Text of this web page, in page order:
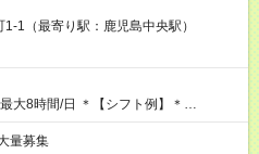
ます。このあたりは柔軟に対応する
用期間がありま
ありません。 【試用期間】試
さ：2ヶ月 雇用形態、給与は本採用時
1（最寄り駅：鹿児島中央駅）
大8時間/日 ＊【シフト例】＊
～20:00 (3) 12:00～21:00 など ◎
1時間です。中抜けシフトなどはあり
量募集